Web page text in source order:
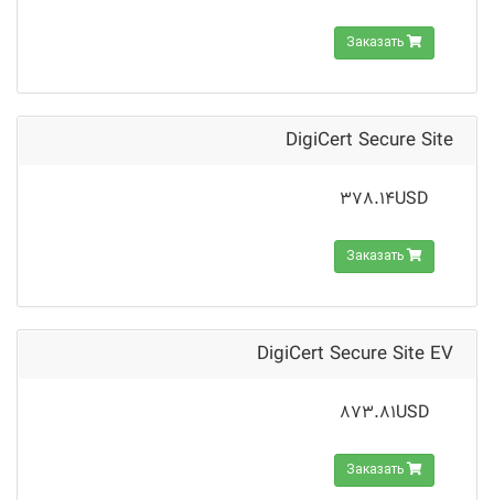
Заказать
DigiCert Secure Site
378.14USD
Заказать
DigiCert Secure Site EV
873.81USD
Заказать